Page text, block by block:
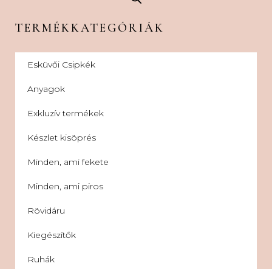
TERMÉKKATEGÓRIÁK
Esküvői Csipkék
Anyagok
Exkluzív termékek
Készlet kisöprés
Minden, ami fekete
Minden, ami piros
Rövidáru
Kiegészítők
Ruhák